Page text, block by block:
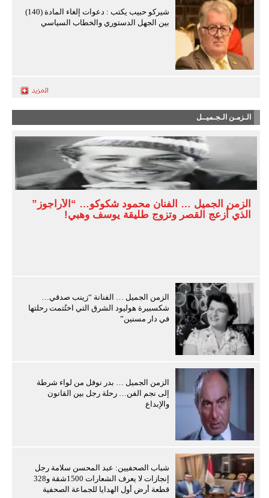
شيركو حبيب يكتب : دعوات إلغاء المادة (140)
بين الجهل الدستوري والخطاب السياسي
الـزمـن الـجـميــل
الزمن الجميل … الفنان محمود شكوكو… “الأراجوز”
الذي أزعج القصر وتزوج طليقة يوسف وهبي!
الزمن الجميل … الفنانة “زينب صدقي…
شكسبيرة هوليود الشرق التي اختُتمت رحلتها
في دار مسنين”
الزمن الجميل … بدر نوفل من لواء شرطة
إلى نجم الفن… رحلة رجل بين القانون
والإبداع
شباب الصحفيين: عبد المحسن سلامة رجل
إنجازات لا يعرف الشعارات 1500شقة و328
قطعة أرض أول الهدايا للجماعة الصحفية